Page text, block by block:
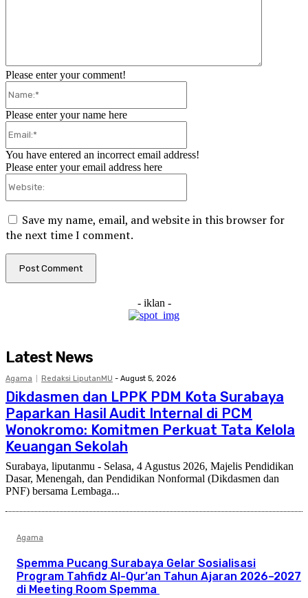
Please enter your comment!
Please enter your name here
You have entered an incorrect email address!
Please enter your email address here
Save my name, email, and website in this browser for
the next time I comment.
- iklan -
Latest News
Agama Redaksi LiputanMU - August 5, 2026
Dikdasmen dan LPPK PDM Kota Surabaya
Paparkan Hasil Audit Internal di PCM
Wonokromo: Komitmen Perkuat Tata Kelola
Keuangan Sekolah
Surabaya, liputanmu - Selasa, 4 Agustus 2026, Majelis Pendidikan
Dasar, Menengah, dan Pendidikan Nonformal (Dikdasmen dan
PNF) bersama Lembaga...
Agama
Spemma Pucang Surabaya Gelar Sosialisasi
Program Tahfidz Al-Qur’an Tahun Ajaran 2026–2027
di Meeting Room Spemma